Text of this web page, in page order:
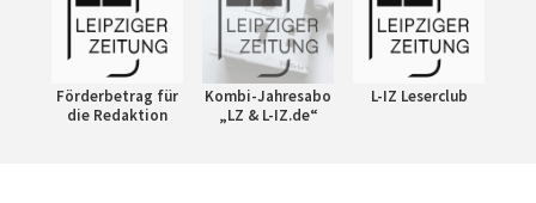
Förderbetrag für
die Redaktion
Kombi-Jahresabo
„LZ & L-IZ.de“
L-IZ Leserclub